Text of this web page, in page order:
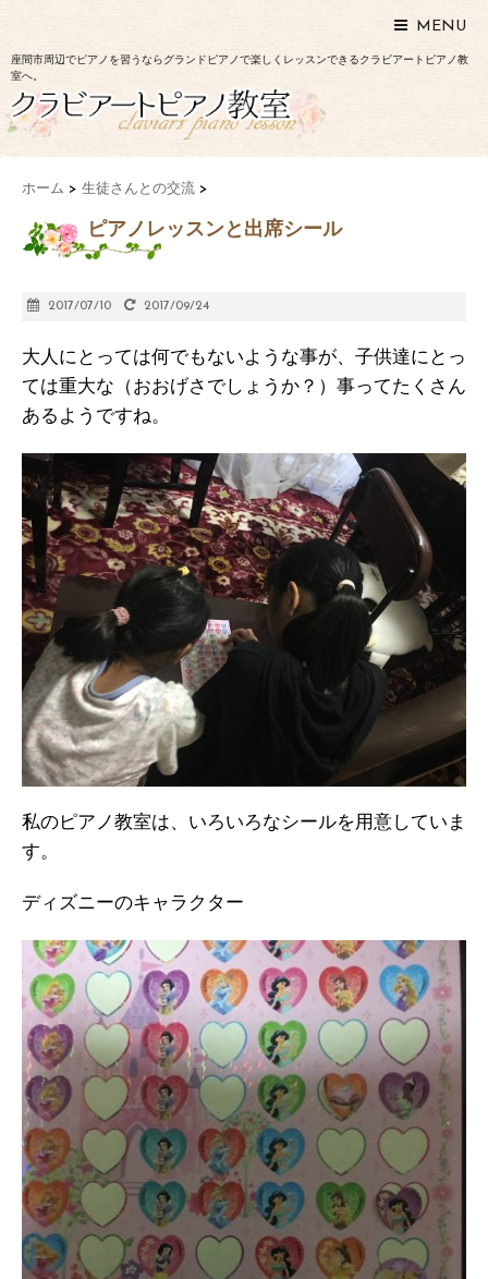
MENU
座間市周辺でピアノを習うならグランドピアノで楽しくレッスンできるクラビアートピアノ教
室へ。
ホーム > 生徒さんとの交流 >
ピアノレッスンと出席シール
2017/07/10 2017/09/24
大人にとっては何でもないような事が、子供達にとっ
ては重大な（おおげさでしょうか？）事ってたくさん
あるようですね。
私のピアノ教室は、いろいろなシールを用意していま
す。
ディズニーのキャラクター